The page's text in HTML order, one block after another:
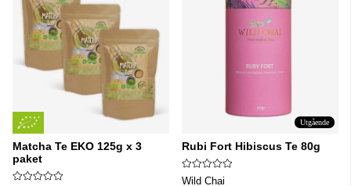
Matcha Te EKO 125g x 3
paket
Utgående
Rubi Fort Hibiscus Te 80g
Wild Chai